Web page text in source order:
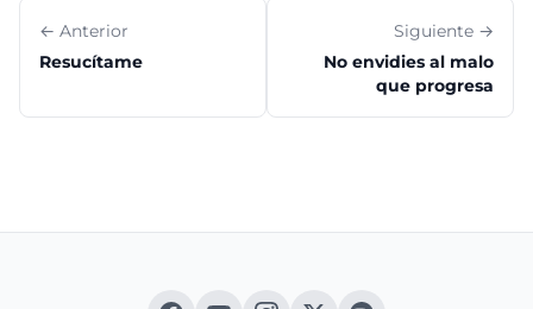
← Anterior
Resucítame
Siguiente →
No envidies al malo
que progresa